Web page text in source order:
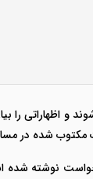
و اظهاراتی را
مکتوب شده در
نوشته